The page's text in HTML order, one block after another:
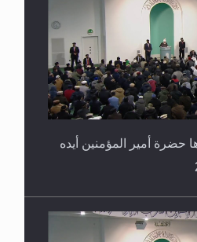
حضرة أمير المؤمنين أيده